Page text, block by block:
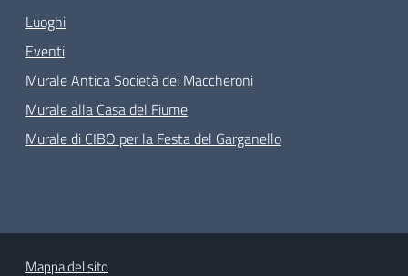
Luoghi
Eventi
Murale Antica Società dei Maccheroni
Murale alla Casa del Fiume
Murale di CIBO per la Festa del Garganello
Mappa del sito